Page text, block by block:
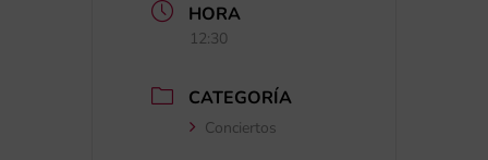
HORA
12:30
CATEGORÍA
Conciertos